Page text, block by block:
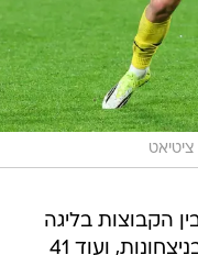
ציטיאט
מפגשים בין הקבוצות בליגה
הבכירה: 41:60 למכבי תל אביב בניצחונות, ועוד 41